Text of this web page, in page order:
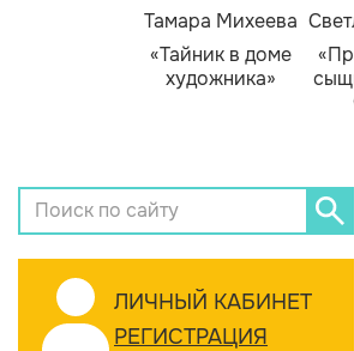
Тамара Михеева
«Тайник в доме
художника»
ЛИЧНЫЙ КАБИНЕТ
РЕГИСТРАЦИЯ